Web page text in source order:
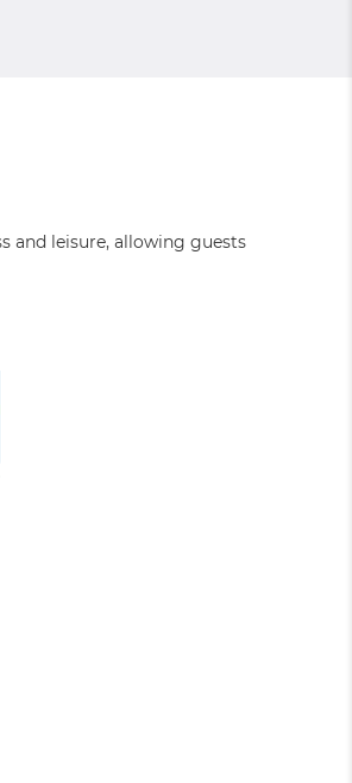
and leisure, allowing guests